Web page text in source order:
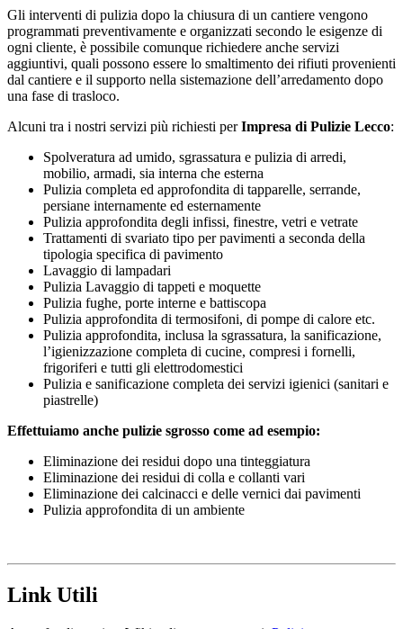
Gli interventi di pulizia dopo la chiusura di un cantiere vengono
programmati preventivamente e organizzati secondo le esigenze di
ogni cliente, è possibile comunque richiedere anche servizi
aggiuntivi, quali possono essere lo smaltimento dei rifiuti provenienti
dal cantiere e il supporto nella sistemazione dell’arredamento dopo
una fase di trasloco.
Alcuni tra i nostri servizi più richiesti perImpresa di Pulizie Lecco:
Spolveratura ad umido, sgrassatura e pulizia di arredi,
mobilio, armadi, sia interna che esterna
Pulizia completa ed approfondita di tapparelle, serrande,
persiane internamente ed esternamente
Pulizia approfondita degli infissi, finestre, vetri e vetrate
Trattamenti di svariato tipo per pavimenti a seconda della
tipologia specifica di pavimento
Lavaggio di lampadari
Pulizia Lavaggio di tappeti e moquette
Pulizia fughe, porte interne e battiscopa
Pulizia approfondita di termosifoni, di pompe di calore etc.
Pulizia approfondita, inclusa la sgrassatura, la sanificazione,
l’igienizzazione completa di cucine, compresi i fornelli,
frigoriferi e tutti gli elettrodomestici
Pulizia e sanificazione completa dei servizi igienici (sanitari e
piastrelle)
Effettuiamo anche pulizie sgrosso come ad esempio:
Eliminazione dei residui dopo una tinteggiatura
Eliminazione dei residui di colla e collanti vari
Eliminazione dei calcinacci e delle vernici dai pavimenti
Pulizia approfondita di un ambiente
Link Utili